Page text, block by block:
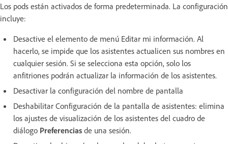
Los pods están activados de forma predeterminada. La configuración
incluye:
Desactive el elemento de menú Editar mi información. Al
hacerlo, se impide que los asistentes actualicen sus nombres en
cualquier sesión. Si se selecciona esta opción, solo los
anfitriones podrán actualizar la información de los asistentes.
Desactivar la configuración del nombre de pantalla
Deshabilitar Configuración de la pantalla de asistentes: elimina
los ajustes de visualización de los asistentes del cuadro de
diálogo Preferencias de una sesión.